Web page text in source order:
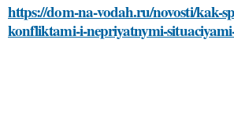
https://dom-na-vodah.ru/novosti/kak-
konfliktami-i-nepriyatnymi-